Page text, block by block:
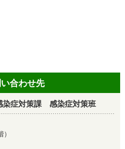
合わせ先
症対策課 感染症対策班